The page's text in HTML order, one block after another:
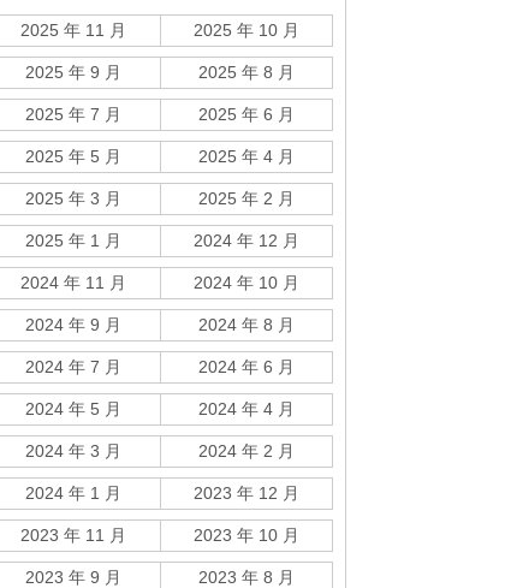
2025 年 11 月 2025 年 10 月
2025 年 9 月 2025 年 8 月
2025 年 7 月 2025 年 6 月
2025 年 5 月 2025 年 4 月
2025 年 3 月 2025 年 2 月
2025 年 1 月 2024 年 12 月
2024 年 11 月 2024 年 10 月
2024 年 9 月 2024 年 8 月
2024 年 7 月 2024 年 6 月
2024 年 5 月 2024 年 4 月
2024 年 3 月 2024 年 2 月
2024 年 1 月 2023 年 12 月
2023 年 11 月 2023 年 10 月
2023 年 9 月 2023 年 8 月